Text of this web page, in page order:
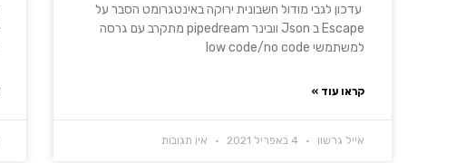
עדכון לגבי מודול חשבונית ירוקה באינטגרומט הסבר על
Escape ב Json וובינר pipedream מתקרב עם גרסה
למשתמשי low code/no code
קראו עוד »
אייל גרשון אין תגובות